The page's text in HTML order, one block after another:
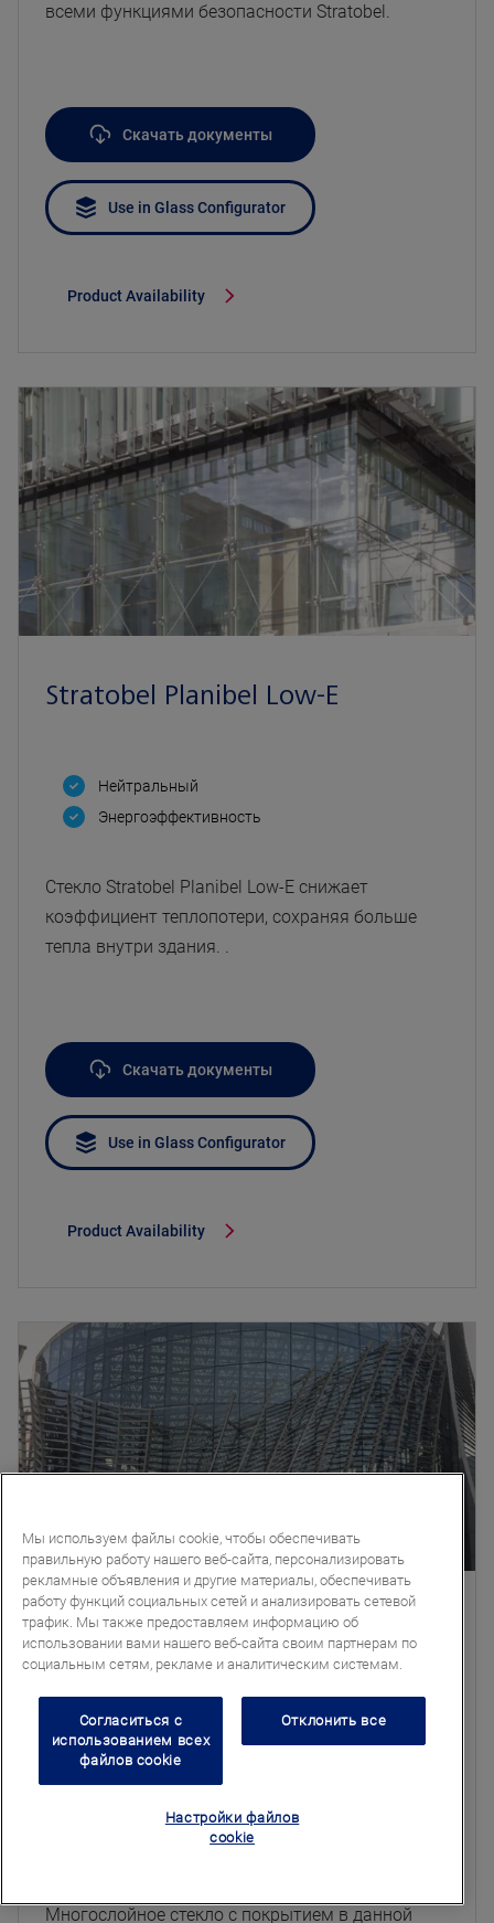
всеми функциями безопасности Stratobel.
Скачать документы
Use in Glass Configurator
Product Availability
Stratobel Planibel Low-E
Нейтральный
Энергоэффективность
Стекло Stratobel Planibel Low-E снижает
коэффициент теплопотери, сохраняя больше
тепла внутри здания. .
Скачать документы
Use in Glass Configurator
Product Availability
Stratobel Stopray - ipasol
Нейтральный
Тонированный
Контроль светопропускания
Энергоэффективность
Защита от солнца
Многослойное стекло с покрытием в данной
Мы используем файлы cookie, чтобы обеспечивать
правильную работу нашего веб-сайта, персонализировать
рекламные объявления и другие материалы, обеспечивать
работу функций социальных сетей и анализировать сетевой
трафик. Мы также предоставляем информацию об
использовании вами нашего веб-сайта своим партнерам по
социальным сетям, рекламе и аналитическим системам.
Согласиться с
использованием всех
файлов cookie
Отклонить все
Настройки файлов
cookie